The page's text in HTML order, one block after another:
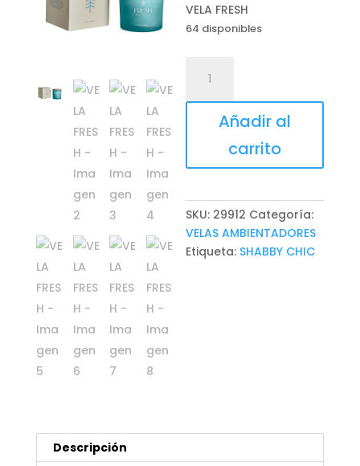
VELA FRESH
64 disponibles
FRESH
cantidad
Añadir al
carrito
SKU: 29912 Categoría:
VELAS AMBIENTADORES
Etiqueta: SHABBY CHIC
Descripción